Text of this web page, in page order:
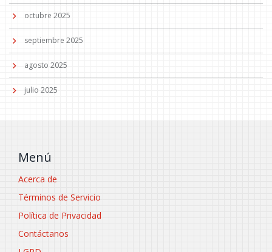
octubre 2025
septiembre 2025
agosto 2025
julio 2025
Menú
Acerca de
Términos de Servicio
Política de Privacidad
Contáctanos